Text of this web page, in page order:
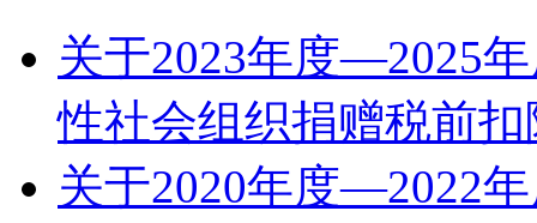
关于2023年度—2025
性社会组织捐赠税前
关于2020年度—2022